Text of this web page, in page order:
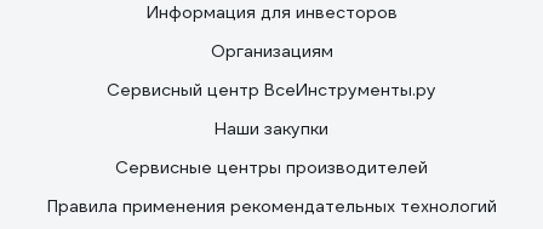
Информация для инвесторов
Организациям
Сервисный центр ВсеИнструменты.ру
Наши закупки
Сервисные центры производителей
Правила применения рекомендательных технологий